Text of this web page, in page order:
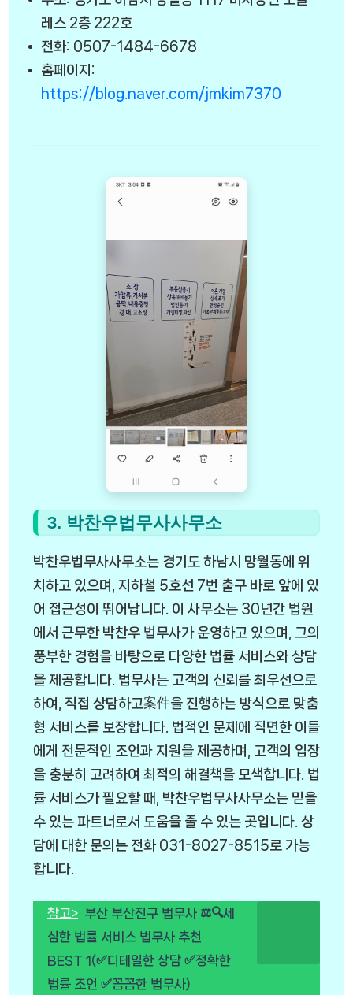
레스 2층 222호
전화: 0507-1484-6678
홈페이지:
https://blog.naver.com/jmkim7370
3. 박찬우법무사사무소
박찬우법무사사무소는 경기도 하남시 망월동에 위
치하고 있으며, 지하철 5호선 7번 출구 바로 앞에 있
어 접근성이 뛰어납니다. 이 사무소는 30년간 법원
에서 근무한 박찬우 법무사가 운영하고 있으며, 그의
풍부한 경험을 바탕으로 다양한 법률 서비스와 상담
을 제공합니다. 법무사는 고객의 신뢰를 최우선으로
하여, 직접 상담하고案件을 진행하는 방식으로 맞춤
형 서비스를 보장합니다. 법적인 문제에 직면한 이들
에게 전문적인 조언과 지원을 제공하며, 고객의 입장
을 충분히 고려하여 최적의 해결책을 모색합니다. 법
률 서비스가 필요할 때, 박찬우법무사사무소는 믿을
수 있는 파트너로서 도움을 줄 수 있는 곳입니다. 상
담에 대한 문의는 전화 031-8027-8515로 가능
합니다.
참고> 부산 부산진구 법무사 ⚖️🔍세
심한 법률 서비스 법무사 추천
BEST 1(✅디테일한 상담 ✅정확한
법률 조언 ✅꼼꼼한 법무사)